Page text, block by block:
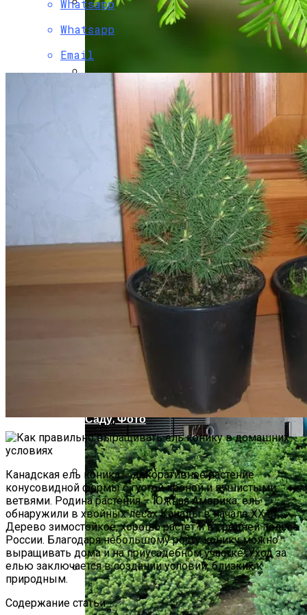
Как Выбрать Входную Дверь?
Сертификация ГОСТ Р ИСО — Ключ К
Международному Признанию
Как Исправить Неполадки В Газовой
Плите Самостоятельно
Как Готовить Здоровую Пищу С
Помощью Пароварки
Телевизор: Как Выбрать Идеальную
Модель Для Домашнего Кинотеатра?
Метасеквоя: Описание, Уход И Посадка,
Размножение, Применение В Саду,
Микробиота: Описание, Уход И
Посадка, Размножение, Применение В
Саду, Фото
Whatsapp
Whatsapp
Email
Канадская ель коника – декоративное растение
конусовидной формы с густой кроной и пушистыми
ветвями. Родина растения – Южная Америка, ель
обнаружили в хвойных лесах Канады в начале ХХ ст.
Дерево зимостойкое, хорошо растет и в средней полосе
России. Благодаря небольшому росту конику можно
выращивать дома и на приусадебном участке. Уход за
елью заключается в создании условий, близких к
природным.
Содержание статьи